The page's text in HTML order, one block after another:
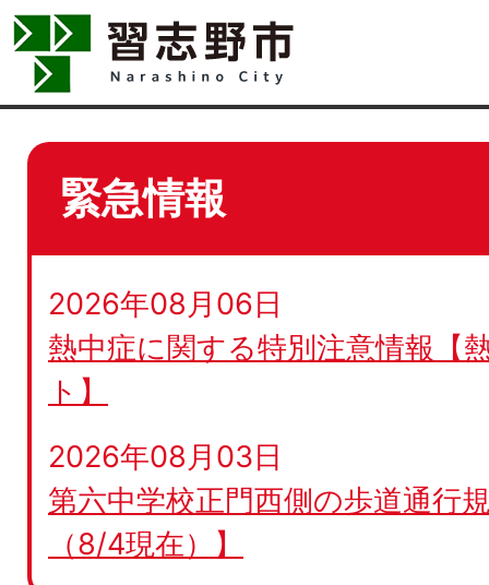
緊急情報
2026年08月06日
熱中症に関する特別注意情報【
ト】
2026年08月03日
第六中学校正門西側の歩道通行
（8/4現在）】